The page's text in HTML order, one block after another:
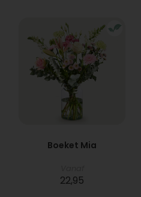
Boeket Mia
22,95